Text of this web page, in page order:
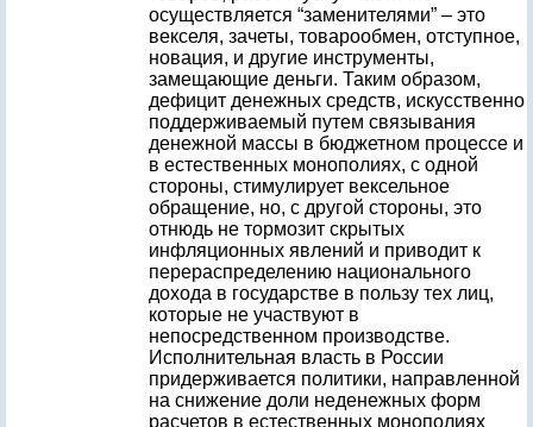
осуществляется “заменителями” – это
векселя, зачеты, товарообмен, отступное,
новация, и другие инструменты,
замещающие деньги. Таким образом,
дефицит денежных средств, искусственно
поддерживаемый путем связывания
денежной массы в бюджетном процессе и
в естественных монополиях, с одной
стороны, стимулирует вексельное
обращение, но, с другой стороны, это
отнюдь не тормозит скрытых
инфляционных явлений и приводит к
перераспределению национального
дохода в государстве в пользу тех лиц,
которые не участвуют в
непосредственном производстве.
Исполнительная власть в России
придерживается политики, направленной
на снижение доли неденежных форм
расчетов в естественных монополиях